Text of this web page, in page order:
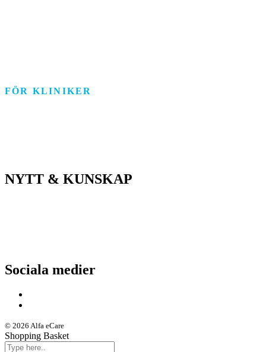
FÖR KLINIKER
NYTT & KUNSKAP
Sociala medier
© 2026 Alfa eCare
Shopping Basket